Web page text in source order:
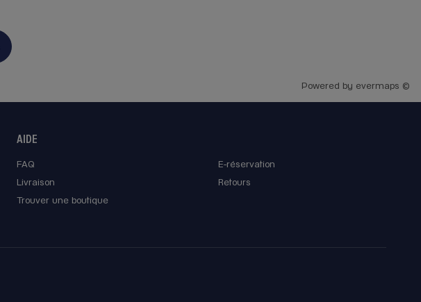
Powered by evermaps ©
AIDE
FAQ
Livraison
Trouver une boutique
E-réservation
Retours